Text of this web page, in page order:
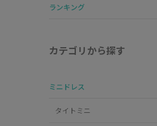
GLAMOROUSランキング
カテゴリから探す
ミニドレス
タイトミニ